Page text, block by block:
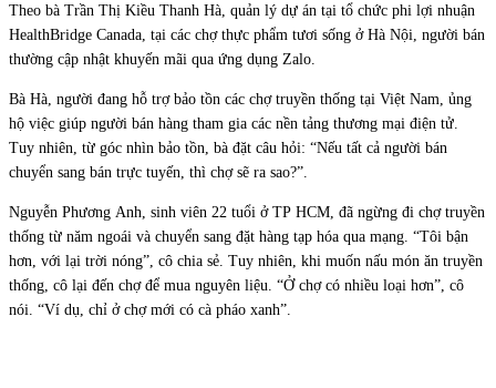
Theo bà Trần Thị Kiều Thanh Hà, quản lý dự án tại tổ chức phi lợi nhuận
HealthBridge Canada, tại các chợ thực phẩm tươi sống ở Hà Nội, người bán
thường cập nhật khuyến mãi qua ứng dụng Zalo.
Bà Hà, người đang hỗ trợ bảo tồn các chợ truyền thống tại Việt Nam, ủng
hộ việc giúp người bán hàng tham gia các nền tảng thương mại điện tử.
Tuy nhiên, từ góc nhìn bảo tồn, bà đặt câu hỏi: “Nếu tất cả người bán
chuyển sang bán trực tuyến, thì chợ sẽ ra sao?”.
Nguyễn Phương Anh, sinh viên 22 tuổi ở TP HCM, đã ngừng đi chợ truyền
thống từ năm ngoái và chuyển sang đặt hàng tạp hóa qua mạng. “Tôi bận
hơn, với lại trời nóng”, cô chia sẻ. Tuy nhiên, khi muốn nấu món ăn truyền
thống, cô lại đến chợ để mua nguyên liệu. “Ở chợ có nhiều loại hơn”, cô
nói. “Ví dụ, chỉ ở chợ mới có cà pháo xanh”.